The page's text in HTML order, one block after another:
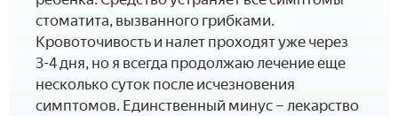
стоматита, вызванного грибками.
Кровоточивость и налет проходят уже через
3-4 дня, но я всегда продолжаю лечение еще
несколько суток после исчезновения
симптомов. Единственный минус – лекарство